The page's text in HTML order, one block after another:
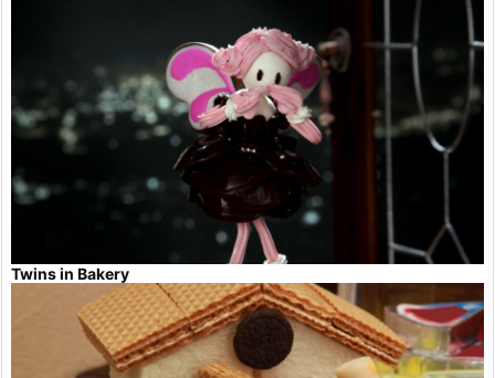
Twins in Bakery